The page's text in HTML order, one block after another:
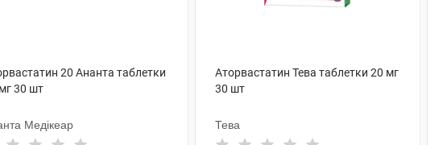
20 Ананта таблетки
30 шт
Медікеар
Аторвастатин Тева таблетки 20 мг
30 шт
Тева